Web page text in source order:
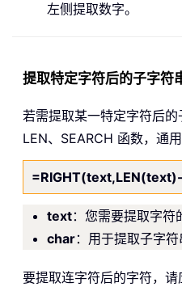
左侧提取数字。
提取特定字符后的子字符
若需提取某一特定字符后的
LEN、SEARCH 函数，通用
text：您需要提取字符
char：用于提取子字符
要提取连字符后的字符，请